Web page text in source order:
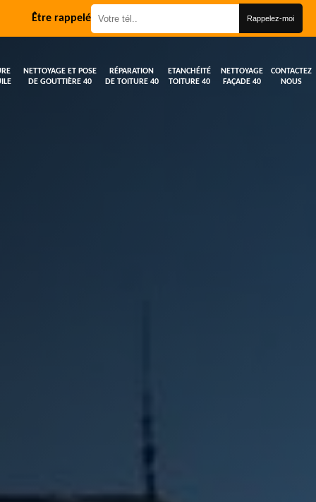
Être rappelé
NETTOYAGE ET POSE
DE GOUTTIÈRE 40
RÉPARATION
DE TOITURE 40
ETANCHÉITÉ
TOITURE 40
NETTOYAGE
FAÇADE 40
CONTACTEZ
NOUS